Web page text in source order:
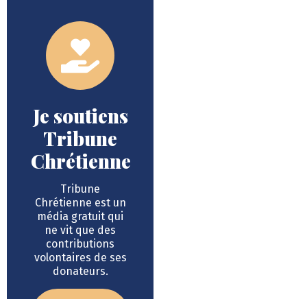
Je soutiens
Tribune
Chrétienne
Tribune
Chrétienne est un
média gratuit qui
ne vit que des
contributions
volontaires de ses
donateurs.